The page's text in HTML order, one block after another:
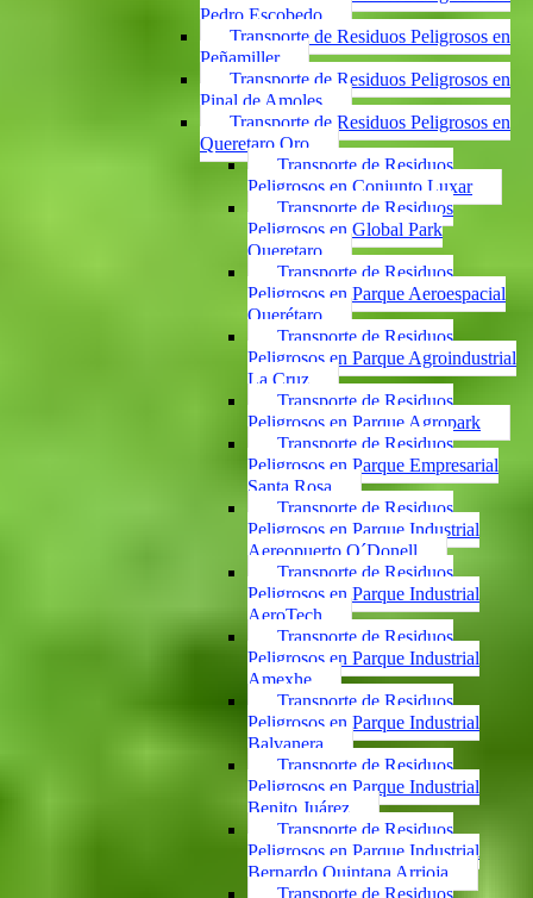
Pedro Escobedo
Transporte de Residuos Peligrosos en
Peñamiller
Transporte de Residuos Peligrosos en
Pinal de Amoles
Transporte de Residuos Peligrosos en
Queretaro Qro
Transporte de Residuos
Peligrosos en Conjunto Luxar
Transporte de Residuos
Peligrosos en Global Park
Queretaro
Transporte de Residuos
Peligrosos en Parque Aeroespacial
Querétaro
Transporte de Residuos
Peligrosos en Parque Agroindustrial
La Cruz
Transporte de Residuos
Peligrosos en Parque Agropark
Transporte de Residuos
Peligrosos en Parque Empresarial
Santa Rosa
Transporte de Residuos
Peligrosos en Parque Industrial
Aereopuerto O´Donell
Transporte de Residuos
Peligrosos en Parque Industrial
AeroTech
Transporte de Residuos
Peligrosos en Parque Industrial
Amexhe
Transporte de Residuos
Peligrosos en Parque Industrial
Balvanera
Transporte de Residuos
Peligrosos en Parque Industrial
Benito Juárez
Transporte de Residuos
Peligrosos en Parque Industrial
Bernardo Quintana Arrioja
Transporte de Residuos